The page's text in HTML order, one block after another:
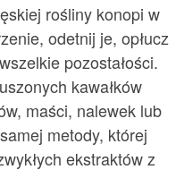
rośliny konopi w
odetnij je, opłucz
pozostałości.
kawałków
maści, nalewek lub
metody, której
ekstraktów z